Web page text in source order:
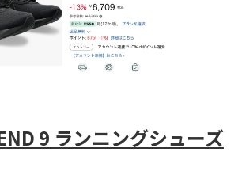
9 ランニングシューズ